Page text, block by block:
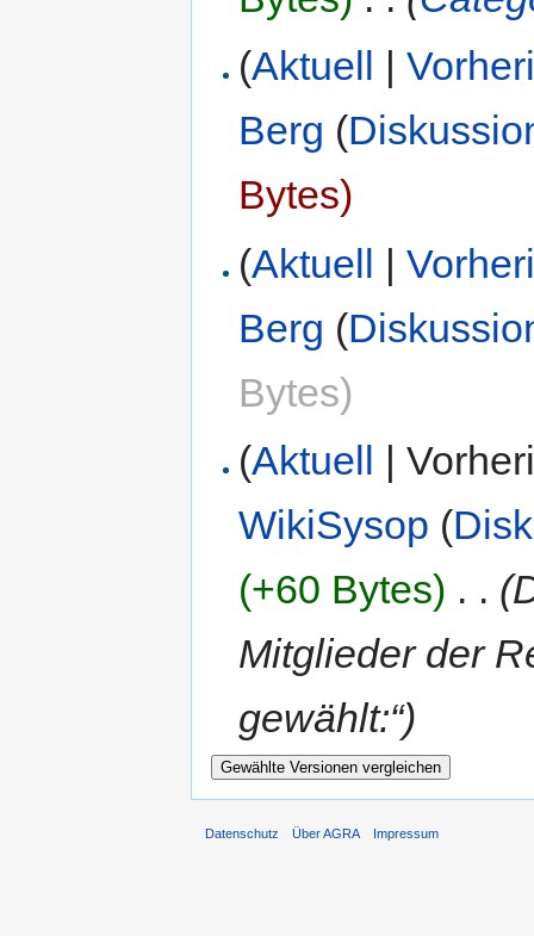
(Aktuell |
Berg (
Bytes)
(Aktuell |
Berg (
Bytes)
(Aktuell |
WikiSysop (
(+60 Bytes) . .
Mitglieder der
gewählt:“)
Datenschutz Über AGRA Impressum